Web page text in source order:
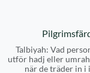
Talbiyah: Vad
utför hadj eller umrah
när de träder in i